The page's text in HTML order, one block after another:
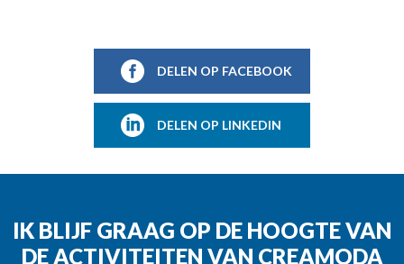
DELEN OP FACEBOOK
DELEN OP LINKEDIN
IK BLIJF GRAAG OP DE HOOGTE VAN
DE ACTIVITEITEN VAN CREAMODA